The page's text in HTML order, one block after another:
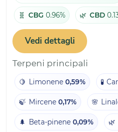
🧬 CBG 0.96% 🌿 CBD
Vedi dettagli
Terpeni principali
🍋 Limonene 0,59% 🧪
🍃 Mircene 0,17% 🌸
🌲 Beta-pinene 0,09% 🌿